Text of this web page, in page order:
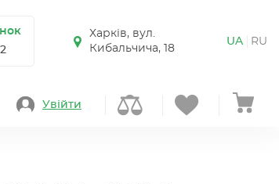
Харків, вул.
Кибальчича, 18
UA RU
Увійти